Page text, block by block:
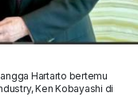
Hartarto bertemu
Ken Kobayashi di